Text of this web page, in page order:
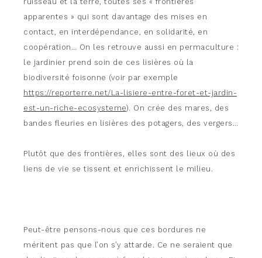
apparentes » qui sont davantage des mises en
contact, en interdépendance, en solidarité, en
coopération… On les retrouve aussi en permaculture :
le jardinier prend soin de ces lisières où la
biodiversité foisonne (voir par exemple
https://reporterre.net/La-lisiere-entre-foret-et-jardin-
est-un-riche-ecosysteme). On crée des mares, des
bandes fleuries en lisières des potagers, des vergers…
Plutôt que des frontières, elles sont des lieux où des
liens de vie se tissent et enrichissent le milieu.
Peut-être pensons-nous que ces bordures ne
méritent pas que l’on s’y attarde. Ce ne seraient que